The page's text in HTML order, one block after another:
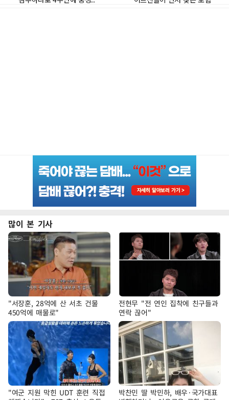
많이 본 기사
"서장훈, 28억에 산 서초 건물
450억에 매물로"
전현무 "전 연인 집착에 친구들과
연락 끊어"
"여군 지원 막힌 UDT 훈련 직접
박찬민 딸 박민하, 배우·국가대표